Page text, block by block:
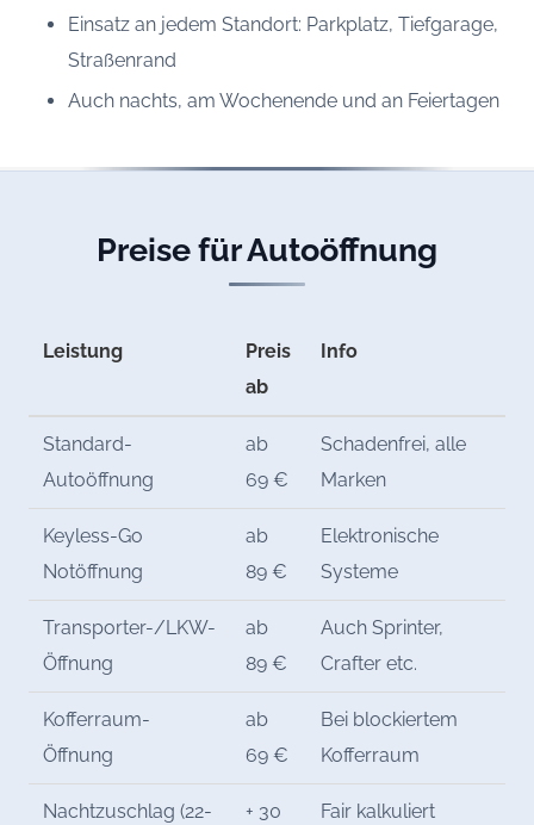
Einsatz an jedem Standort: Parkplatz, Tiefgarage,
Straßenrand
Auch nachts, am Wochenende und an Feiertagen
Preise für Autoöffnung
Leistung
Preis
ab
Info
Standard-
Autoöffnung
ab
69 €
Schadenfrei, alle
Marken
Keyless-Go
Notöffnung
ab
89 €
Elektronische
Systeme
Transporter-/LKW-
Öffnung
ab
89 €
Auch Sprinter,
Crafter etc.
Kofferraum-
Öffnung
ab
69 €
Bei blockiertem
Kofferraum
Nachtzuschlag (22-
+ 30
Fair kalkuliert